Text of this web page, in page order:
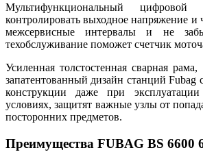
Мультифункциональный цифровой
контролировать выходное напряжение и
межсервисные интервалы и не
техобслуживание поможет счетчик
Усиленная толстостенная сварная
запатентованный дизайн станций Fubag
конструкции даже при
условиях, защитят важные узлы от
посторонних предметов.
Преимущества FUBAG BS 6600